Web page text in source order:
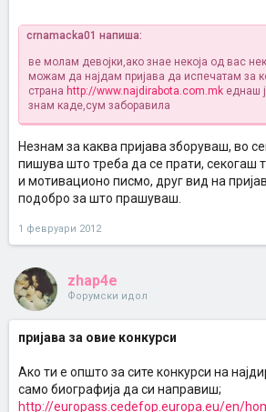
crnamacka01 напиша:
ве молам девојки,ако знае некоја од вас
можам да најдам пријава да испечатам за
страна http://www.najdirabota.com.mk еднаш
знам каде,сум заборавила
Незнам за каква пријава зборуваш, во
пишува што треба да се прати, секогаш
и мотивационо писмо, друг вид на
подобро за што прашуваш.
1 февруари 2012
zhap4e
Форумски идол
пријава за овие конкурси
Ако ти е општо за сите конкурси на
само биографија да си направиш;
http://europass.cedefop.europa.eu/en/